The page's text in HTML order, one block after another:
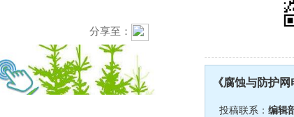
分享至：
《腐蚀与防护
投稿联系： 编辑